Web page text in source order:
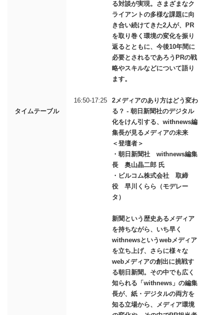
タイムテーブル
る対談が実現。さまざまなク
ライアントの多様な課題に向
き合い続けてきた2人が、PR
を取り巻く環境の変化を振り
返るとともに、今後10年間に
必要とされるであろうPRの戦
略やスキルなどについて語り
ます。
16:50-17:25
2メディアのあり方はどう変わ
る？ - 朝日新聞社のデジタル
化をけん引する、withnews編
集長が見るメディアの未来
＜登壇者＞
・朝日新聞社 withnews編集
長 奥山晶二郎 氏
・ビルコム株式会社 取締
役 早川くらら（モデレー
タ）
新聞という歴史あるメディア
を持ちながら、いち早く
withnewsというwebメディア
を立ち上げ、さらに様々な
webメディアの創出に挑戦す
る朝日新聞。その中でも広く
知られる「withnews」の編集
長が、紙・デジタルの両方を
知る立場から、メディア環境